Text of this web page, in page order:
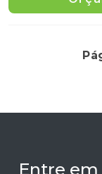
Entre